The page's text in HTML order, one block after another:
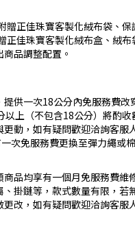
贈正佳珠寶客製化絨布袋、保
正佳珠寶客製化絨布盒、絨布
品調整配置。
供一次18公分內免服務費改
上（不包含18公分）將酌收
動，如有疑問歡迎洽詢客服
次免服務費更換至彈力繩或
品均享有一個月免服務費
掛鏈等，款式數量有限，若
改，如有疑問歡迎洽詢客服